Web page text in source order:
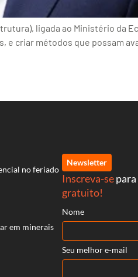
ligada ao Ministério da
criar métodos que possam
no feriado
em minerais
Newsletter
Inscreva-se
gratuito!
Nome
Seu melhor e-mail